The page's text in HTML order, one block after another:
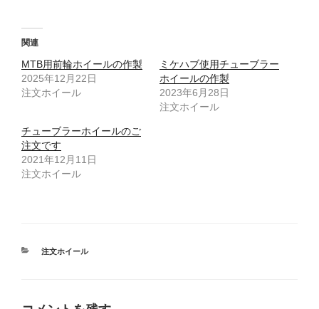
関連
MTB用前輪ホイールの作製
2025年12月22日
注文ホイール
ミケハブ使用チューブラー
ホイールの作製
2023年6月28日
注文ホイール
チューブラーホイールのご
注文です
2021年12月11日
注文ホイール
カ
注文ホイール